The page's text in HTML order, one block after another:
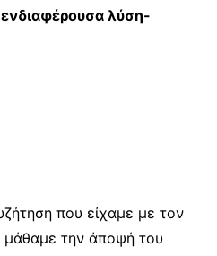
λύση-
που είχαμε με τον
μάθαμε την άποψή του